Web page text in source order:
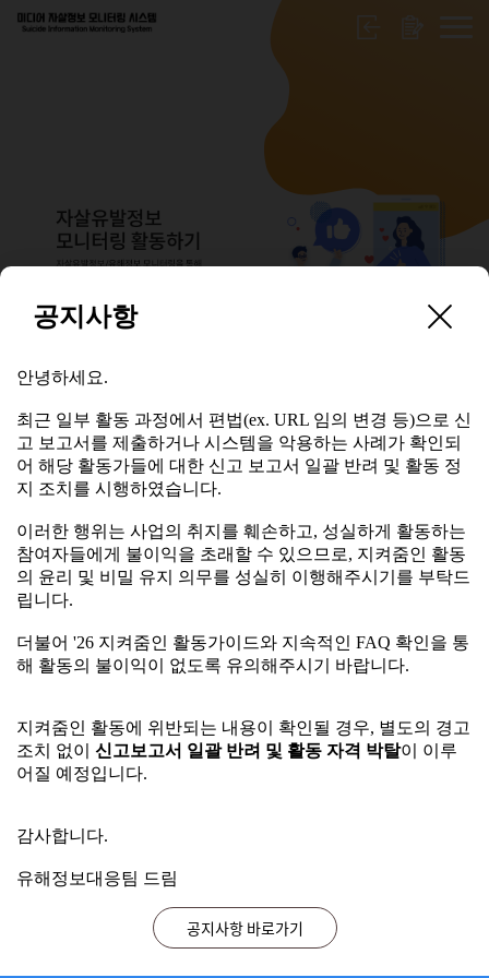
안녕하세요.
최근 일부 활동 과정에서 편법(ex. URL 임의 변경 등)으로 신
고 보고서를 제출하거나 시스템을 악용하는 사례가 확인되
어 해당 활동가들에 대한 신고 보고서 일괄 반려 및 활동 정
지 조치를 시행하였습니다.
이러한 행위는 사업의 취지를 훼손하고, 성실하게 활동하는
참여자들에게 불이익을 초래할 수 있으므로, 지켜줌인 활동
의 윤리 및 비밀 유지 의무를 성실히 이행해주시기를 부탁드
립니다.
더불어 '26 지켜줌인 활동가이드와 지속적인 FAQ 확인을 통
지켜줌인 활동에 위반되는 내용이 확인될 경우, 별도의 경고
조치 없이신고보고서 일괄 반려 및 활동 자격 박탈
감사합니다.
유해정보대응팀 드림
지켜줌인 활동 중 부정행위 적발 시 조치 안내
2026.07.29
★지켜줌인(人) 활동 시 지속적으로 FAQ 게시판을 확인해 주세요!
2026.03.23
시스템 오류 수정을 위한 SIMS 시스템 이용 일시중단 안내 ※ 26. 4. 15. (수) 18:00~18:10
2026.04.15
자주 묻는 질문(FAQ)
매체별 공식 URL 수집 방법 안내
디시인사이드 신고 유의사항 안내
지켜줌인 모니터링 사이트 안내
공지사항
안녕하세요.
최근 일부 활동 과정에서 편법(ex. URL 임의 변경 등)으로 신
고 보고서를 제출하거나 시스템을 악용하는 사례가 확인되
어 해당 활동가들에 대한 신고 보고서 일괄 반려 및 활동 정
지 조치를 시행하였습니다.
이러한 행위는 사업의 취지를 훼손하고, 성실하게 활동하는
참여자들에게 불이익을 초래할 수 있으므로, 지켜줌인 활동
의 윤리 및 비밀 유지 의무를 성실히 이행해주시기를 부탁드
립니다.
더불어 '26 지켜줌인 활동가이드와 지속적인 FAQ 확인을 통
해 활동의 불이익이 없도록 유의해주시기 바랍니다.
지켜줌인 활동에 위반되는 내용이 확인될 경우, 별도의 경고
조치 없이 신고보고서 일괄 반려 및 활동 자격 박탈이 이루
어질 예정입니다.
감사합니다.
유해정보대응팀 드림
공지사항 바로가기